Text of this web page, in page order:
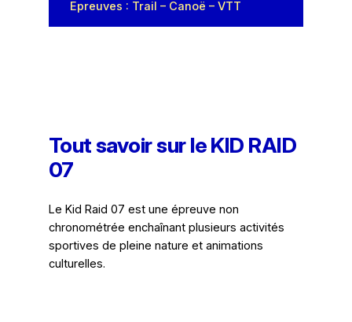
Epreuves : Trail – Canoë – VTT
Tout savoir sur le KID RAID
07
Le Kid Raid 07 est une épreuve non
chronométrée enchaînant plusieurs activités
sportives de pleine nature et animations
culturelles.